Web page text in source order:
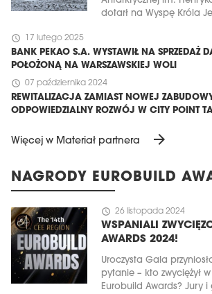
dotarł na Wyspę Króla
schedule 17 lutego 2025
BANK PEKAO S.A. WYSTAWIŁ NA SPRZEDAŻ
POŁOŻONĄ NA WARSZAWSKIEJ WOLI
schedule 07 października 2024
REWITALIZACJA ZAMIAST NOWEJ
ODPOWIEDZIALNY ROZWÓJ W CITY POINT
Więcej w Materiał partnera arrow_forward
NAGRODY EUROBUILD
schedule 26 listopada 2024
WSPANIALI
AWARDS 2024!
Uroczysta Gala
pytanie – kto zwyciężył
Eurobuild Awards? Jury